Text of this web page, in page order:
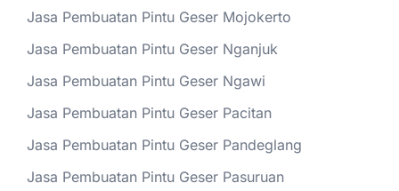
Jasa Pembuatan Pintu Geser Mojokerto
Jasa Pembuatan Pintu Geser Nganjuk
Jasa Pembuatan Pintu Geser Ngawi
Jasa Pembuatan Pintu Geser Pacitan
Jasa Pembuatan Pintu Geser Pandeglang
Jasa Pembuatan Pintu Geser Pasuruan